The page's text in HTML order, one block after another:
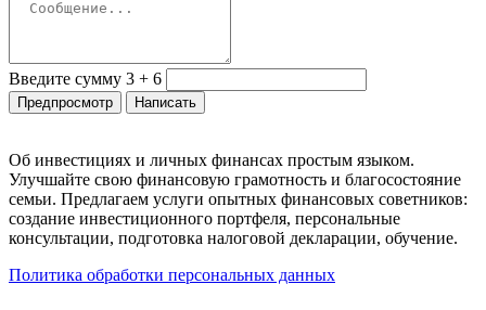
Введите сумму 3 + 6
Об инвестициях и личных финансах простым языком.
Улучшайте свою финансовую грамотность и благосостояние
семьи. Предлагаем услуги опытных финансовых советников:
создание инвестиционного портфеля, персональные
консультации, подготовка налоговой декларации, обучение.
Политика обработки персональных данных